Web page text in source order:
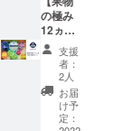
干変更
が起こ
る可能
性があ
りま
す。ご
了承く
ださい
料込み
です。
春（４
月発
送）：
さつき
八朔、
美生
におい
しかっ
たん
だ」と
喜んで
いただ
ける
品々で
の極み
12ヵ月
毎月お
届け
セッ
ト】 フ
ルーツ
アドバ
支援
者：
2人
お届
け予
定：